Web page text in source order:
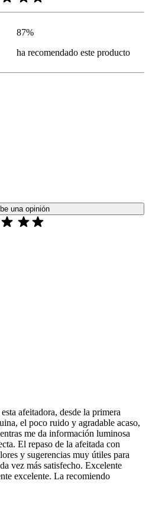
87%
ha recomendado este producto
una opinión
afeitadora, desde la primera
el poco ruido y agradable acaso,
me da información luminosa
El repaso de la afeitada con
y sugerencias muy útiles para
vez más satisfecho. Excelente
excelente. La recomiendo